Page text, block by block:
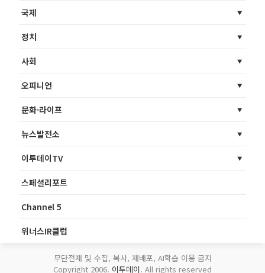
국제
정치
사회
오피니언
문화·라이프
뉴스발전소
이투데이TV
스페셜리포트
Channel 5
위너스IR클럽
무단전재 및 수집, 복사, 재배포, AI학습 이용 금지
Copyright 2006. 이투데이. All rights reserved